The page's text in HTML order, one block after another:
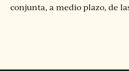
conjunta, a medio plazo, de